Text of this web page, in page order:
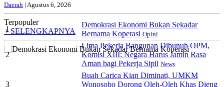
Daerah | Agustus 6, 2026
Terpopuler
+ SELENGKAPNYA
1
Demokrasi Ekonomi Bukan Sekadar
Bernama Koperasi Opini
2
Lima Pekerja Bangunan Dibunuh OPM,
Komisi XIII: Negara Harus Jamin Rasa
Aman bagi Pekerja Sipil News
3
Buah Carica Kian Diminati, UMKM
Wonosobo Dorong Oleh-Oleh Khas Dieng